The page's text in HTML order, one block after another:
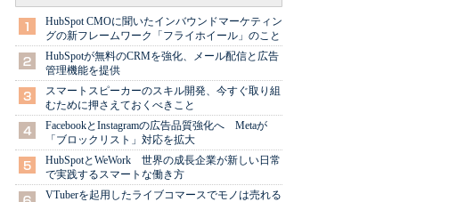
HubSpot CMOに聞いたインバウンドマーケティン
グの新フレームワーク「フライホイール」のこと
HubSpotが無料のCRMを強化、メール配信と広告
管理機能を提供
スマートスピーカーのスキル開発、今すぐ取り組
むために押さえておくべきこと
FacebookとInstagramの広告品質強化へ Metaが
「ブロックリスト」対応を拡大
HubSpotとWeWork 世界の成長企業が新しい日常
で実践するスマートな働き方
VTuberを起用したライブコマースでモノは売れる